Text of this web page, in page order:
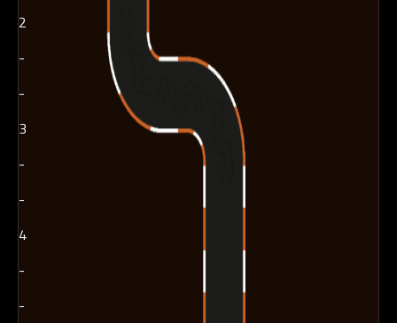
2
-
-
3
-
-
4
-
-